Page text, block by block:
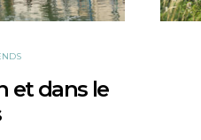
et dans le